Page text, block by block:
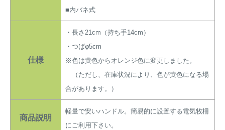
■内バネ式
仕様
・長さ21cm（持ち手14cm）
・つばφ5cm
※色は黄色からオレンジ色に変更しました。
（ただし、在庫状況により、色が黄色になる場
合があります。）
商品説明
軽量で安いハンドル。簡易的に設置する電気牧柵
にご利用下さい。